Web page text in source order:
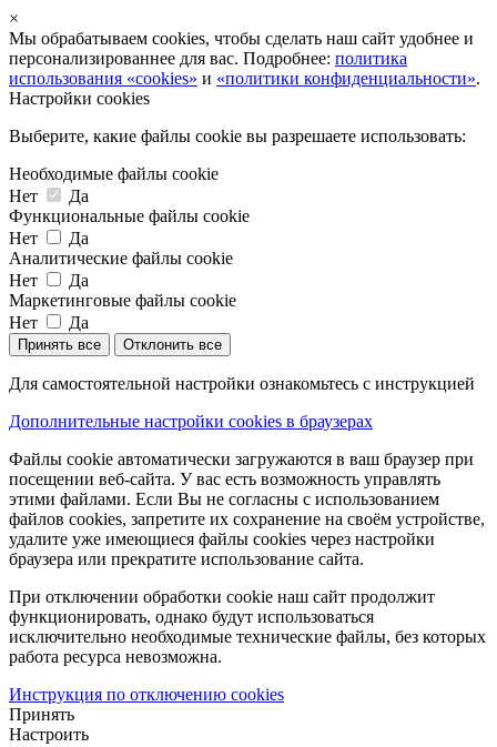
×
Мы обрабатываем cookies, чтобы сделать наш сайт удобнее и
персонализированнее для вас. Подробнее: политика
использования «cookies» и «политики конфиденциальности».
Настройки cookies
Выберите, какие файлы cookie вы разрешаете использовать:
Необходимые файлы cookie
Нет
Да
Функциональные файлы cookie
Нет
Да
Аналитические файлы cookie
Нет
Да
Маркетинговые файлы cookie
Нет
Да
Принять все Отклонить все
Для самостоятельной настройки ознакомьтесь с инструкцией
Дополнительные настройки cookies в браузерах
Файлы cookie автоматически загружаются в ваш браузер при
посещении веб-сайта. У вас есть возможность управлять
этими файлами. Если Вы не согласны с использованием
файлов cookies, запретите их сохранение на своём устройстве,
удалите уже имеющиеся файлы cookies через настройки
браузера или прекратите использование сайта.
При отключении обработки cookie наш сайт продолжит
функционировать, однако будут использоваться
исключительно необходимые технические файлы, без которых
работа ресурса невозможна.
Инструкция по отключению cookies
Принять
Настроить